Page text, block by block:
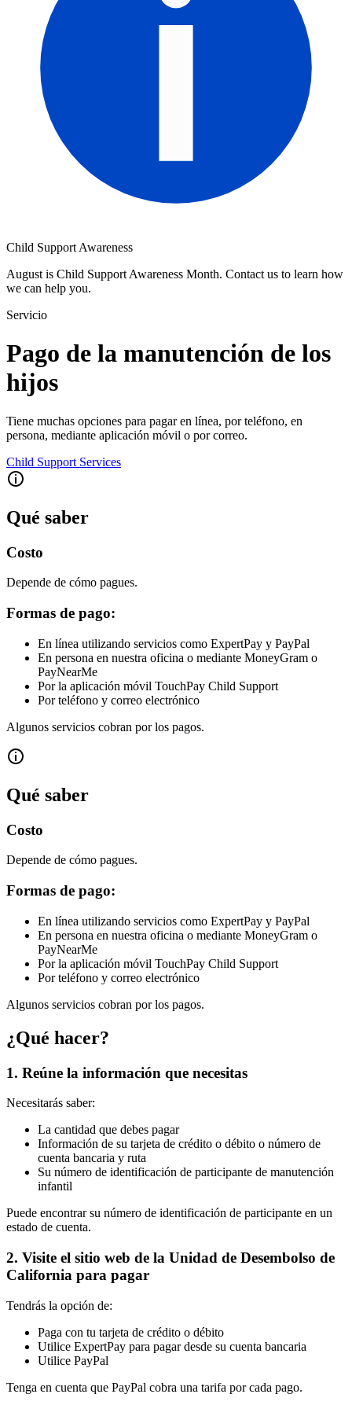
Child Support Awareness
August is Child Support Awareness Month. Contact us to learn how
we can help you.
Servicio
Pago de la manutención de los
hijos
Tiene muchas opciones para pagar en línea, por teléfono, en
persona, mediante aplicación móvil o por correo.
Child Support Services
Qué saber
Costo
Depende de cómo pagues.
Formas de pago:
En línea utilizando servicios como ExpertPay y PayPal
En persona en nuestra oficina o mediante MoneyGram o
PayNearMe
Por la aplicación móvil TouchPay Child Support
Por teléfono y correo electrónico
Algunos servicios cobran por los pagos.
Qué saber
Costo
Depende de cómo pagues.
Formas de pago:
En línea utilizando servicios como ExpertPay y PayPal
En persona en nuestra oficina o mediante MoneyGram o
PayNearMe
Por la aplicación móvil TouchPay Child Support
Por teléfono y correo electrónico
Algunos servicios cobran por los pagos.
¿Qué hacer?
1. Reúne la información que necesitas
Necesitarás saber:
La cantidad que debes pagar
Información de su tarjeta de crédito o débito o número de
cuenta bancaria y ruta
Su número de identificación de participante de manutención
infantil
Puede encontrar su número de identificación de participante en un
estado de cuenta.
2. Visite el sitio web de la Unidad de Desembolso de
California para pagar
Tendrás la opción de:
Paga con tu tarjeta de crédito o débito
Utilice ExpertPay para pagar desde su cuenta bancaria
Utilice PayPal
Tenga en cuenta que PayPal cobra una tarifa por cada pago.